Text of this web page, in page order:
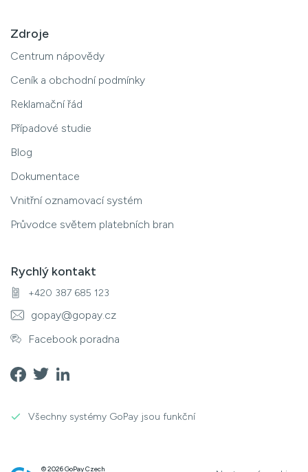
Zdroje
Centrum nápovědy
Ceník a obchodní podmínky
Reklamační řád
Případové studie
Blog
Dokumentace
Vnitřní oznamovací systém
Průvodce světem platebních bran
Rychlý kontakt
+420 387 685 123
gopay@gopay.cz
Facebook poradna
Všechny systémy GoPay jsou funkční
© 2026 GoPay Czech